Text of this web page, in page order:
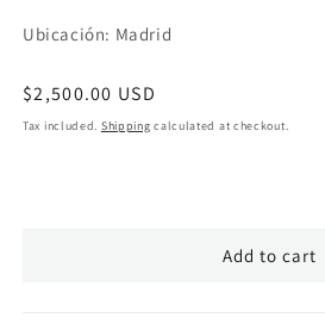
Ubicación: Madrid
Regular
price
$2,500.00 USD
Tax included. Shipping calculated at checkout.
Add to cart